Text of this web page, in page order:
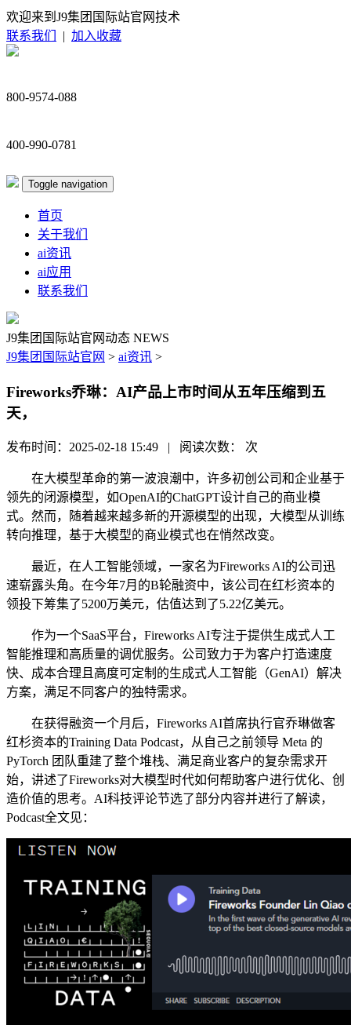
欢迎来到J9集团国际站官网技术
联系我们
| 加入收藏
800-9574-088
400-990-0781
Toggle navigation
首页
关于我们
ai资讯
ai应用
联系我们
J9集团国际站官网动态 NEWS
J9集团国际站官网 > ai资讯 >
Fireworks乔琳：AI产品上市时间从五年压缩到五
天，
发布时间：2025-02-18 15:49 | 阅读次数： 次
在大模型革命的第一波浪潮中，许多初创公司和企业基于
领先的闭源模型，如OpenAI的ChatGPT设计自己的商业模
式。然而，随着越来越多新的开源模型的出现，大模型从训练
转向推理，基于大模型的商业模式也在悄然改变。
最近，在人工智能领域，一家名为Fireworks AI的公司迅
速崭露头角。在今年7月的B轮融资中，该公司在红杉资本的
领投下筹集了5200万美元，估值达到了5.22亿美元。
作为一个SaaS平台，Fireworks AI专注于提供生成式人工
智能推理和高质量的调优服务。公司致力于为客户打造速度
快、成本合理且高度可定制的生成式人工智能（GenAI）解决
方案，满足不同客户的独特需求。
在获得融资一个月后，Fireworks AI首席执行官乔琳做客
红杉资本的Training Data Podcast，从自己之前领导 Meta 的
PyTorch 团队重建了整个堆栈、满足商业客户的复杂需求开
始，讲述了Fireworks对大模型时代如何帮助客户进行优化、创
造价值的思考。AI科技评论节选了部分内容并进行了解读，
Podcast全文见：